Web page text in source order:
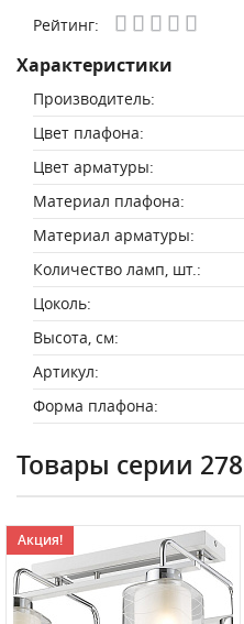
Рейтинг:
Характеристики
Производитель:
Цвет плафона:
Цвет арматуры:
Материал плафона:
Материал арматуры:
Количество ламп, шт.:
Цоколь:
Высота, см:
Артикул:
Форма плафона:
Товары серии 278
Акция!